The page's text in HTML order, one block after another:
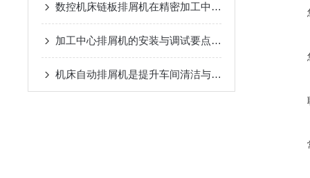
数控机床链板排屑机在精密加工中的应用优势说明
加工中心排屑机的安装与调试要点说明
机床自动排屑机是提升车间清洁与效率的设备